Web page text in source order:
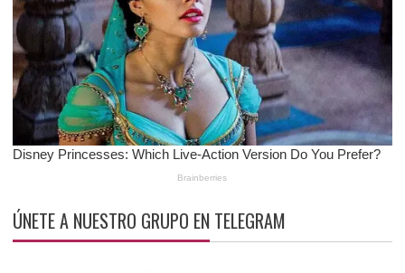
ÚNETE A NUESTRO GRUPO EN TELEGRAM